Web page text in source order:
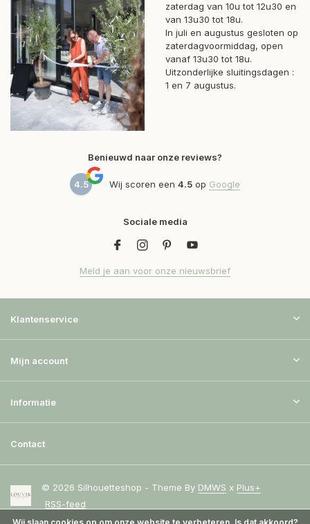
zaterdag van 10u tot 12u30 en
van 13u30 tot 18u.
In juli en augustus gesloten op
zaterdagvoormiddag, open
vanaf 13u30 tot 18u.
Uitzonderlijke sluitingsdagen :
1 en 7 augustus.
Benieuwd naar onze reviews?
4.5 Wij scoren een 4.5 op Google
Sociale media
Meld je aan voor onze nieuwsbrief
Klantenservice
Mijn account
Informatie
Contact
© 2026 Silhouetteshop - Theme By DMWS x Plus+
RSS-feed